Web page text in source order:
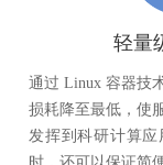
轻量
通过 Linux 容器技
损耗降至最低，使
发挥到科研计算应